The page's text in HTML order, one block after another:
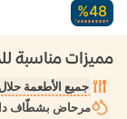
48‏%
مميزات مناسبة
جميع الأطعمة حلال
مرحاض بشطّاف